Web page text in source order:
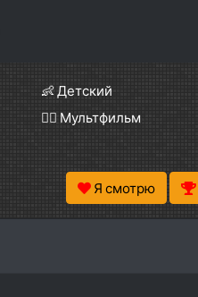
👶 Детский
🧚‍♀️ Мультфильм
Я смотрю